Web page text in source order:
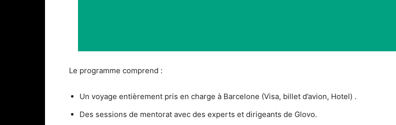
Le programme comprend :
Un voyage entièrement pris en charge à Barcelone (Visa, billet d’avion, Hotel) .
Des sessions de mentorat avec des experts et dirigeants de Glovo.